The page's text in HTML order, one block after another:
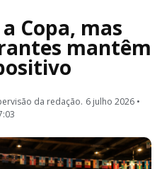
Copa, mas
mantêm
da redação. 6 julho 2026 •